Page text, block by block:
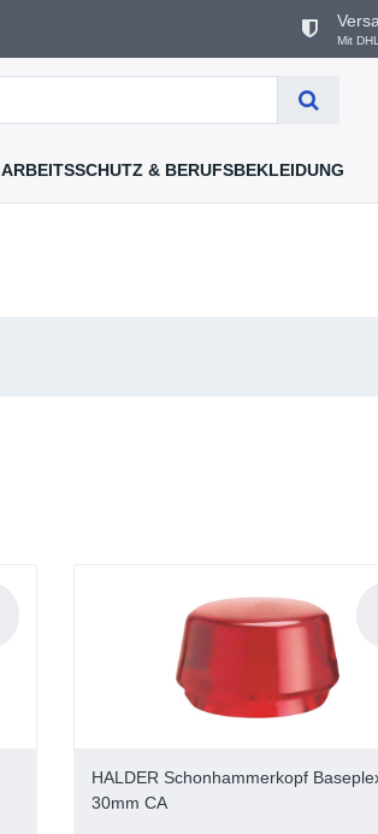
Mit
ARBEITSSCHUTZ & BERUFSBEKLEIDUNG
HALDER Schonhammerkopf
30mm CA